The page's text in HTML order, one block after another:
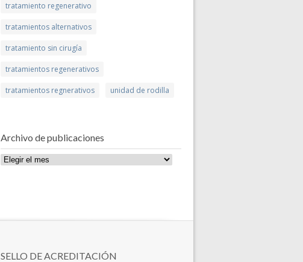
tratamiento regenerativo
tratamientos alternativos
tratamiento sin cirugía
tratamientos regenerativos
tratamientos regnerativos unidad de rodilla
Archivo de publicaciones
Archivo
SELLO DE ACREDITACIÓN